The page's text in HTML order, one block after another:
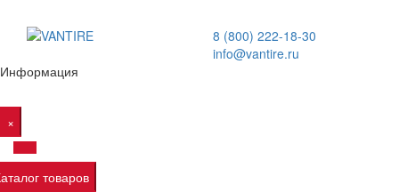
8 (800) 222-18-30
info@vantire.ru
Информация
×
товаров